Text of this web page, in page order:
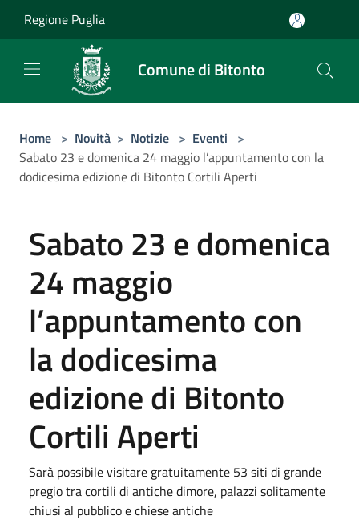
Regione Puglia
Comune di Bitonto
Home > Novità > Notizie > Eventi >
Sabato 23 e domenica 24 maggio l’appuntamento con la
dodicesima edizione di Bitonto Cortili Aperti
Sabato 23 e domenica
24 maggio
l’appuntamento con
la dodicesima
edizione di Bitonto
Cortili Aperti
Sarà possibile visitare gratuitamente 53 siti di grande
pregio tra cortili di antiche dimore, palazzi solitamente
chiusi al pubblico e chiese antiche